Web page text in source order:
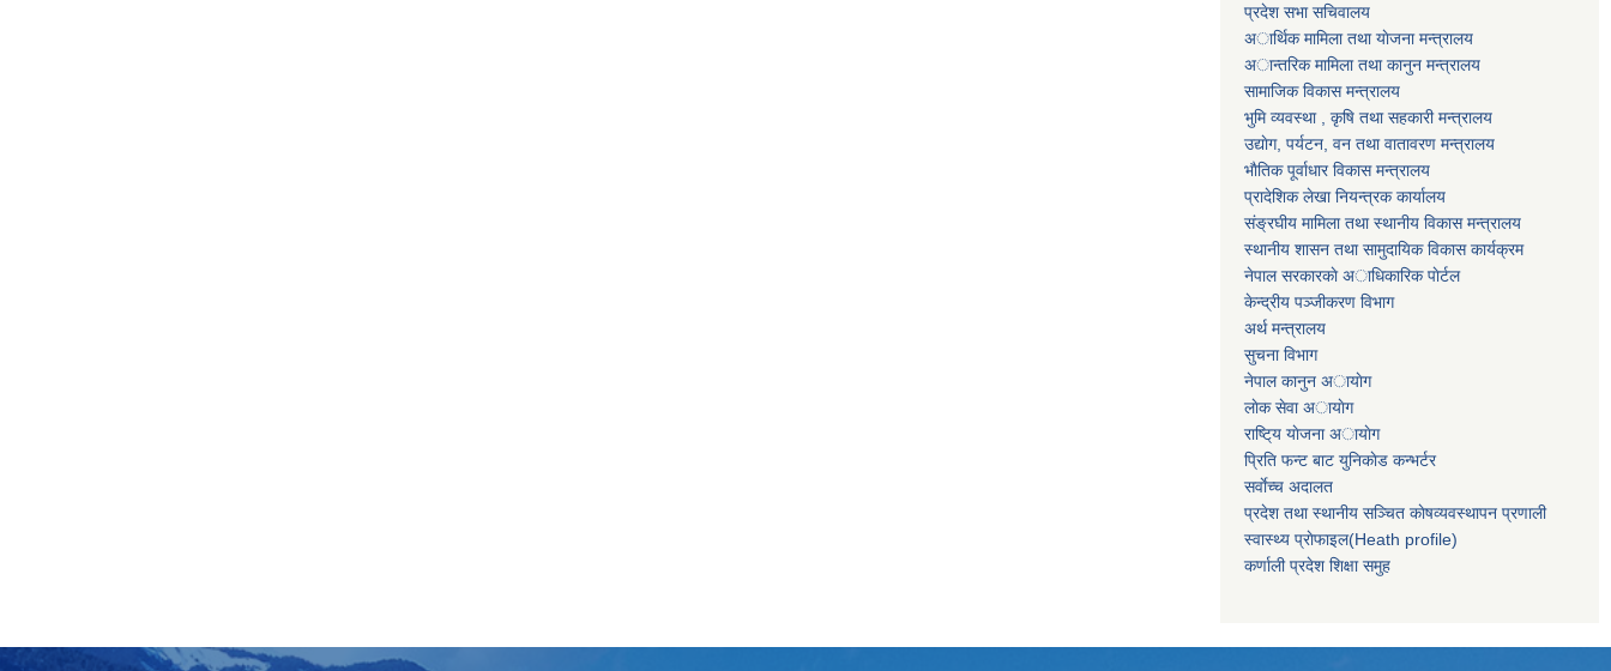
प्रदेश सभा सचिवालय
अार्थिक मामिला तथा याेजना मन्त्रालय
अान्तरिक मामिला तथा कानुन मन्त्रालय
सामाजिक विकास मन्त्रालय
भुमि व्यवस्था , कृषि तथा सहकारी मन्त्रालय
उद्याेग, पर्यटन, वन तथा वातावरण मन्त्रालय
भाैतिक पूर्वाधार विकास मन्त्रालय
प्रादेशिक लेखा नियन्त्रक कार्यालय
संङ्रघीय मामिला तथा स्थानीय विकास मन्त्रालय
स्थानीय शासन तथा सामुदायिक विकास कार्यक्रम
नेपाल सरकारकाे अाधिकारिक पाेर्टल
केन्द्रीय पञ्जीकरण विभाग
अर्थ मन्त्रालय
सुचना विभाग
नेपाल कानुन अायाेग
लाेक सेवा अायाेग
राष्टि्य याेजना अायाेग
प्रिति फन्ट बाट युनिकाेड कन्भर्टर
सर्वाेच्च अदालत
प्रदेश तथा स्थानीय सञ्चित काेषव्यवस्थापन प्रणाली
स्वास्थ्य प्राेफाइल(Heath profile)
कर्णाली प्रदेश शिक्षा समुह